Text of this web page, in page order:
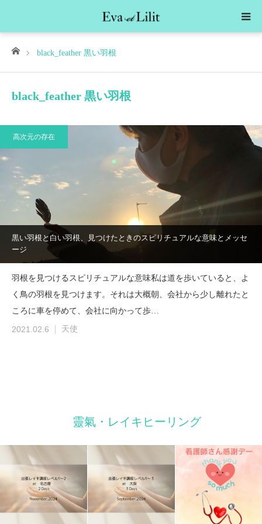
ホームblack_feather 黒い羽根
black_feather 黒い羽根
高次元の存在
黒い羽根と白い羽根、見つけたときのスピリチュアルな意味とメッセ
ージ
羽根を見つけるスピリチュアルな意味私は道を歩いていると、よ
く鳥の羽根を見つけます。それは大概朝、会社から少し離れたと
ころに車を停めて、会社に向かって歩…
2021.02.6 天使
靈氣・レイキヒーリング